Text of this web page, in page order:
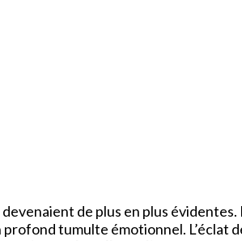
de plus en plus évidentes.
tumulte émotionnel. L’éclat